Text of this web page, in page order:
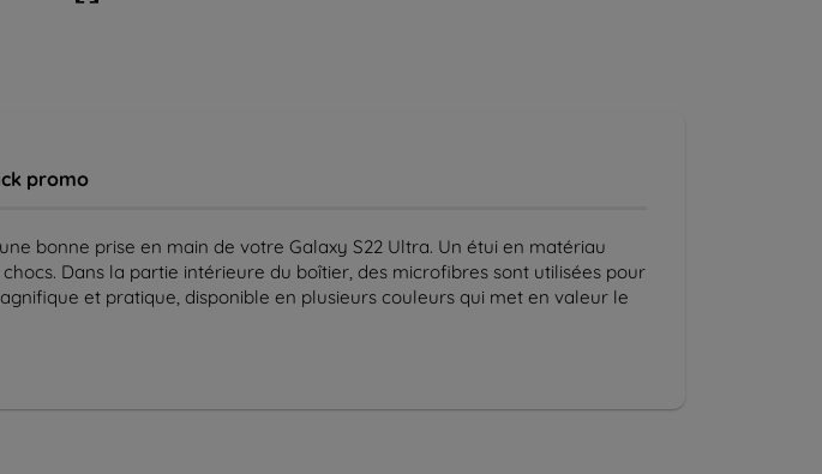
promo
bonne prise en main de votre Galaxy S22 Ultra. Un étui en matériau
Dans la partie intérieure du boîtier, des microfibres sont utilisées pour
et pratique, disponible en plusieurs couleurs qui met en valeur le